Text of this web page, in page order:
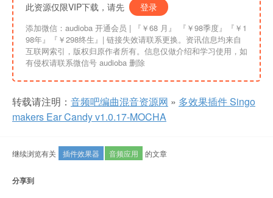
此资源仅限VIP下载，请先 登录
添加微信：audioba 开通会员 | 『￥68 月』 『￥98季度』『￥1
98年』『￥298终生』| 链接失效请联系更换。资讯信息均来自
互联网索引，版权归原作者所有。信息仅做介绍和学习使用，如
有侵权请联系微信号 audioba 删除
转载请注明： 音频吧编曲混音资源网 » 多效果插件 Singo
makers Ear Candy v1.0.17-MOCHA
继续浏览有关 插件效果器 音频应用 的文章
分享到